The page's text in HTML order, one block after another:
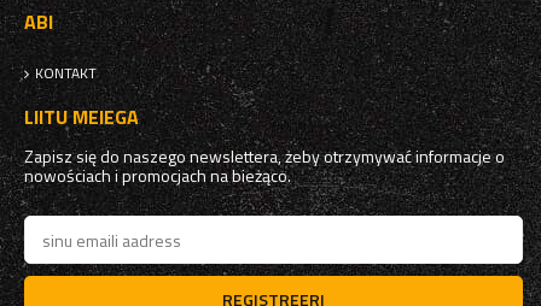
ABI
KONTAKT
LIITU MEIEGA
Zapisz się do naszego newslettera, żeby otrzymywać informacje o
nowościach i promocjach na bieżąco.
REGISTREERI